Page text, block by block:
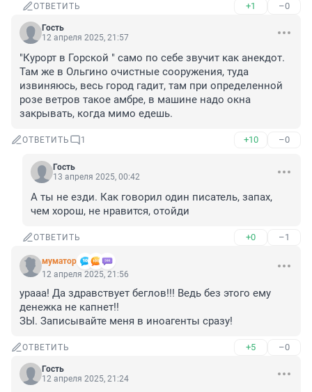
ОТВЕТИТЬ +1 –0
Гость
12 апреля 2025, 21:57
"Курорт в Горской " само по себе звучит как анекдот.
Там же в Ольгино очистные сооружения, туда
извиняюсь, весь город гадит, там при определенной
розе ветров такое амбре, в машине надо окна
закрывать, когда мимо едешь.
ОТВЕТИТЬ 1 +10 –0
Гость
13 апреля 2025, 00:42
А ты не езди. Как говорил один писатель, запах,
чем хорош, не нравится, отойди
ОТВЕТИТЬ +0 –1
муматор
12 апреля 2025, 21:56
урааа! Да здравствует беглов!!! Ведь без этого ему
денежка не капнет!!
ЗЫ. Записывайте меня в иноагенты сразу!
ОТВЕТИТЬ +5 –0
Гость
12 апреля 2025, 21:24